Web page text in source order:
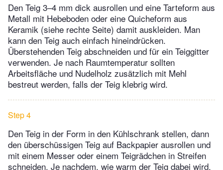
Den Teig 3–4 mm dick ausrollen und eine Tarteform aus
Metall mit Hebeboden oder eine Quicheform aus
Keramik (siehe rechte Seite) damit auskleiden. Man
kann den Teig auch einfach hineindrücken.
Überstehenden Teig abschneiden und für ein Teiggitter
verwenden. Je nach Raumtemperatur sollten
Arbeitsfläche und Nudelholz zusätzlich mit Mehl
bestreut werden, falls der Teig klebrig wird.
Step 4
Den Teig in der Form in den Kühlschrank stellen, dann
den überschüssigen Teig auf Backpapier ausrollen und
mit einem Messer oder einem Teigrädchen in Streifen
schneiden. Je nachdem, wie warm der Teig dabei wird,